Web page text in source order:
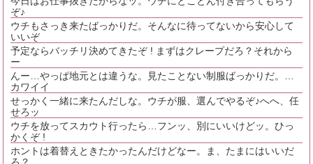
ぞ♪
ウチもさっき来たばっかりだ。そんなに待ってないから安心して
いいぞ
予定ならバッチリ決めてきたぞ ! まずはクレープだろ？それから
ー
んー…やっぱ地元とは違うな。見たことない制服ばっかりだ。…
カワイイ
せっかく一緒に来たんだしな。ウチが服、選んでやるぞ♪へへ、任
せろッ
ウチを放ってスカウト行ったら…フンッ、別にいいけどッ。ひっ
かくぞ !
ホントは着替えときたかったんだけどなー。ま、たまにはいいだ